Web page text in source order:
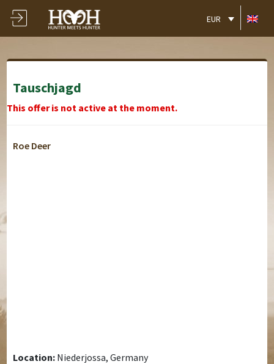
EUR
Tauschjagd
This offer is not active at the moment.
Roe Deer
Location: Niederjossa, Germany